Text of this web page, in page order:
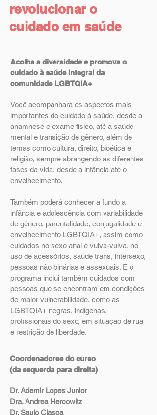
revolucionar o
cuidado em saúde
Acolha a diversidade e promova o
cuidado à saúde integral da
comunidade LGBTQIA+
Você acompanhará os aspectos mais
importantes do cuidado à saúde, desde a
anamnese e exame físico, até a saúde
mental e transição de gênero, além de
temas como cultura, direito, bioética e
religião, sempre abrangendo as diferentes
fases da vida, desde a infância até o
envelhecimento.
Também poderá conhecer a fundo a
infância e adolescência com variabilidade
de gênero, parentalidade, conjugalidade e
envelhecimento LGBTQIA+, assim como
cuidados no sexo anal e vulva-vulva, no
uso de acessórios, saúde trans, intersexo,
pessoas não binárias e assexuais. E o
programa inclui também cuidados com
pessoas que se encontram em condições
de maior vulnerabilidade, como as
LGBTQIA+ negras, indígenas,
profissionais do sexo, em situação de rua
e restrição de liberdade.
Coordenadores do curso
(da esquerda para direita)
Dr. Ademir Lopes Junior
Dra. Andrea Hercowitz
Dr. Saulo Ciasca